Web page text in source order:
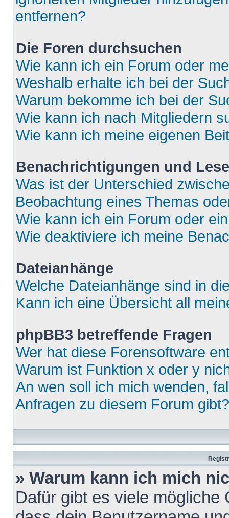
entfernen?
Die Foren durchsuchen
Wie kann ich ein Forum oder
Weshalb erhalte ich bei der
Warum bekomme ich bei der
Wie kann ich nach Mitgliedern
Wie kann ich meine eigenen
Benachrichtigungen und
Was ist der Unterschied
Beobachtung eines Themas
Wie kann ich ein Forum oder
Wie deaktiviere ich meine
Dateianhänge
Welche Dateianhänge sind in
Kann ich eine Übersicht all
phpBB3 betreffende Fragen
Wer hat diese Forensoftware
Warum ist Funktion x oder y
An wen soll ich mich wenden,
Anfragen zu diesem Forum gibt?
» Warum kann ich mich
Dafür gibt es viele